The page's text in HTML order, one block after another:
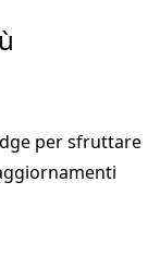
per sfruttare